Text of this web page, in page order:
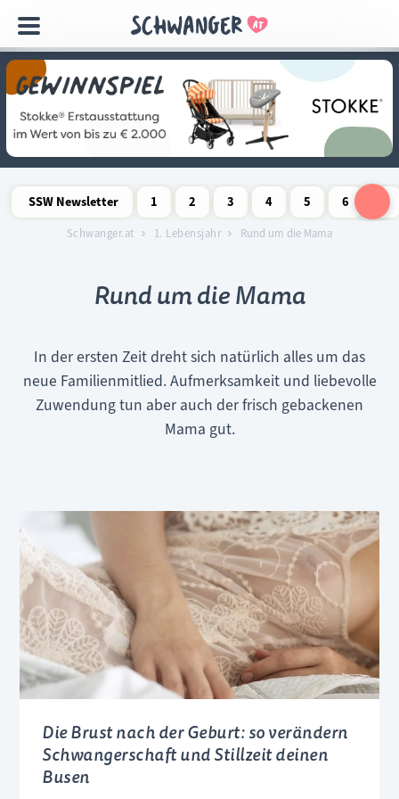
überspringen
SSW Newsletter
1
Schwangerschaftswoche
2
Schwangerschaftswoche
3
Schwangerschaftswoche
4
Schwangerschaftswoche
5
Schwangerschaftswoche
6
Schwanger.at 1. Lebensjahr Rund um die Mama
Rund um die Mama
In der ersten Zeit dreht sich natürlich alles um das
neue Familienmitlied. Aufmerksamkeit und liebevolle
Zuwendung tun aber auch der frisch gebackenen
Mama gut.
Die Brust nach der Geburt: so verändern
Schwangerschaft und Stillzeit deinen
Busen